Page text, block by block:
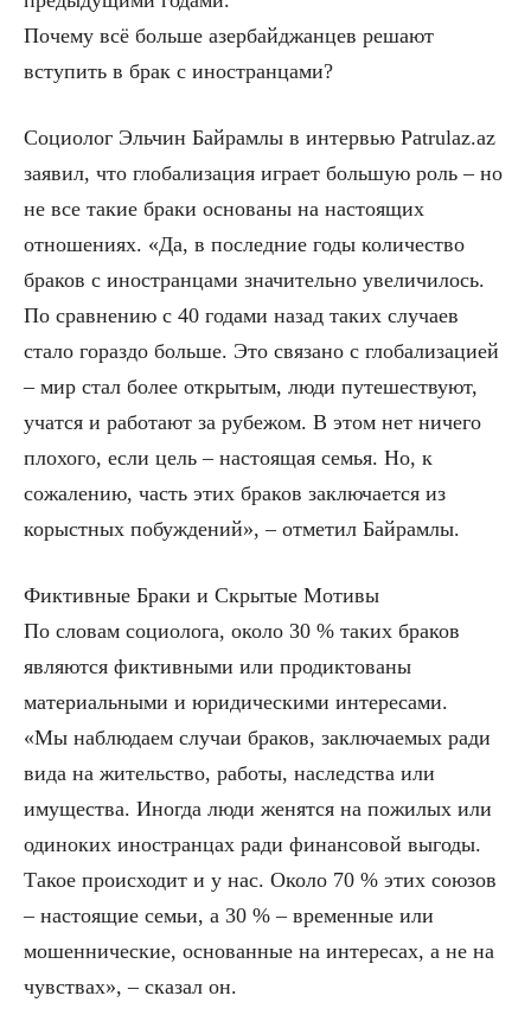
Почему всё больше азербайджанцев решают
вступить в брак с иностранцами?
Социолог Эльчин Байрамлы в интервью Patrulaz.az
заявил, что глобализация играет большую роль – но
не все такие браки основаны на настоящих
отношениях. «Да, в последние годы количество
браков с иностранцами значительно увеличилось.
По сравнению с 40 годами назад таких случаев
стало гораздо больше. Это связано с глобализацией
– мир стал более открытым, люди путешествуют,
учатся и работают за рубежом. В этом нет ничего
плохого, если цель – настоящая семья. Но, к
сожалению, часть этих браков заключается из
корыстных побуждений», – отметил Байрамлы.
Фиктивные Браки и Скрытые Мотивы
По словам социолога, около 30 % таких браков
являются фиктивными или продиктованы
материальными и юридическими интересами.
«Мы наблюдаем случаи браков, заключаемых ради
вида на жительство, работы, наследства или
имущества. Иногда люди женятся на пожилых или
одиноких иностранцах ради финансовой выгоды.
Такое происходит и у нас. Около 70 % этих союзов
– настоящие семьи, а 30 % – временные или
мошеннические, основанные на интересах, а не на
чувствах», – сказал он.